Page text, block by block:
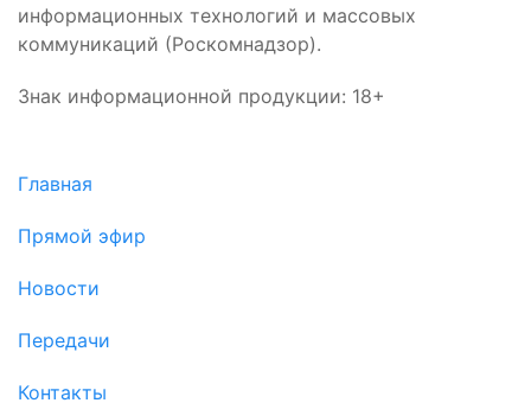
информационных технологий и массовых
коммуникаций (Роскомнадзор).
Знак информационной продукции: 18+
Главная
Прямой эфир
Новости
Передачи
Контакты